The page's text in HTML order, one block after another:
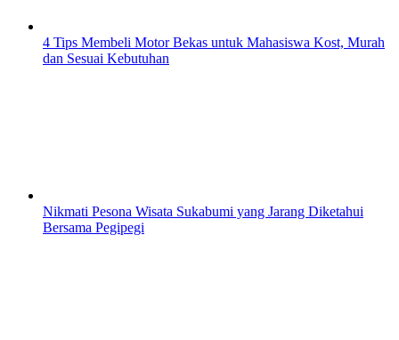
4 Tips Membeli Motor Bekas untuk Mahasiswa Kost, Murah
dan Sesuai Kebutuhan
Nikmati Pesona Wisata Sukabumi yang Jarang Diketahui
Bersama Pegipegi